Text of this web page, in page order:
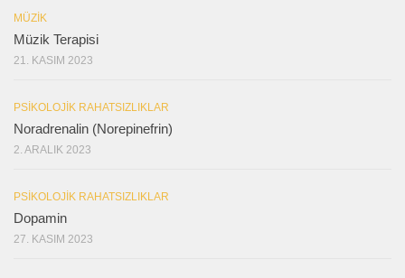
MÜZIK
Müzik Terapisi
21. KASIM 2023
PSIKOLOJIK RAHATSIZLIKLAR
Noradrenalin (Norepinefrin)
2. ARALIK 2023
PSIKOLOJIK RAHATSIZLIKLAR
Dopamin
27. KASIM 2023